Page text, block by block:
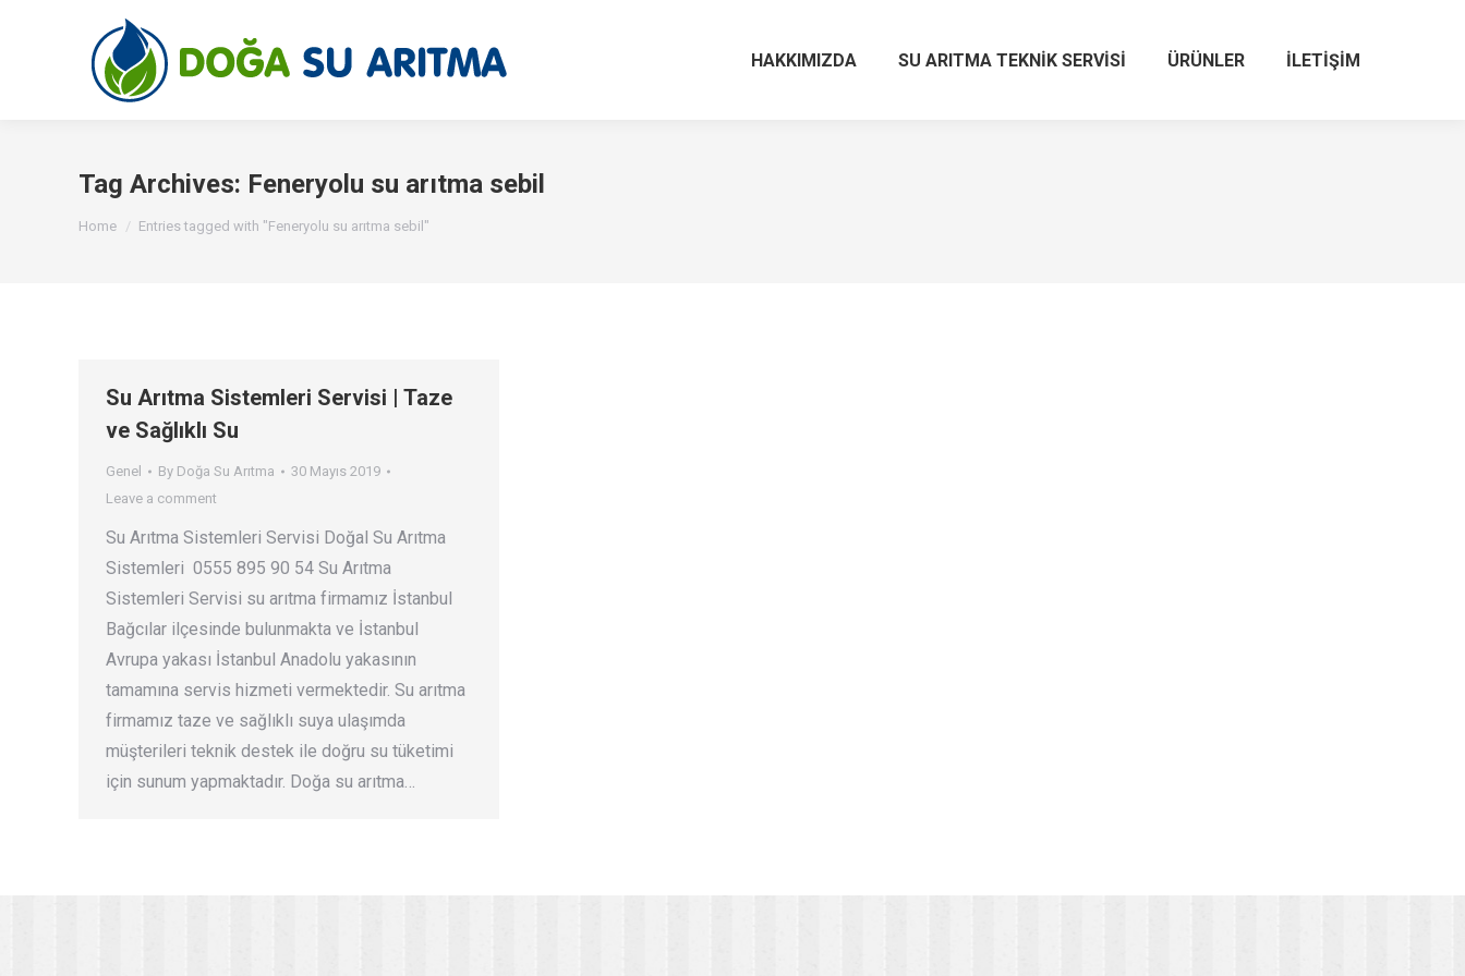
HAKKIMIZDA SU ARITMA TEKNIK SERVISI ÜRÜNLER İLETIŞIM
Tag Archives: Feneryolu su arıtma sebil
You are here:
Home Entries tagged with "Feneryolu su arıtma sebil"
Su Arıtma Sistemleri Servisi | Taze
ve Sağlıklı Su
Genel By Doğa Su Arıtma
30 Mayıs 2019
Leave a comment
Su Arıtma Sistemleri Servisi Doğal Su Arıtma
Sistemleri 0555 895 90 54 Su Arıtma
Sistemleri Servisi su arıtma firmamız İstanbul
Bağcılar ilçesinde bulunmakta ve İstanbul
Avrupa yakası İstanbul Anadolu yakasının
tamamına servis hizmeti vermektedir. Su arıtma
firmamız taze ve sağlıklı suya ulaşımda
müşterileri teknik destek ile doğru su tüketimi
için sunum yapmaktadır. Doğa su arıtma…